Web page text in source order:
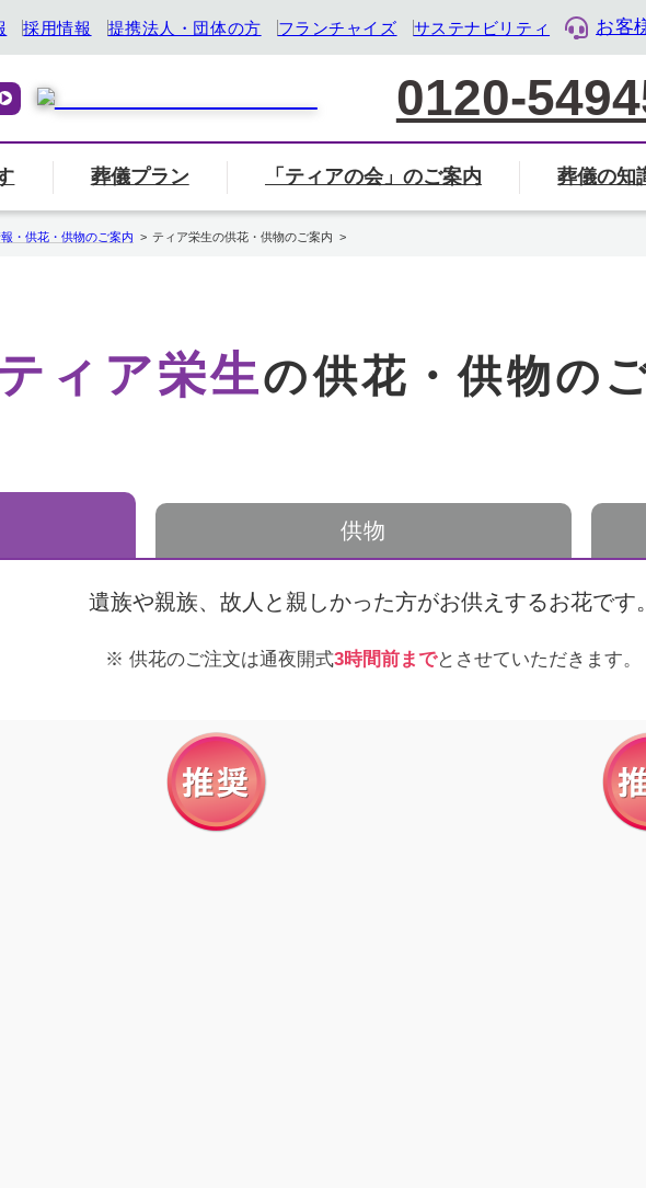
採用情報 提携法人・団体の方 フランチャイズ サステナビリティ お客
0120-
ンバーミング
葬儀エピソード お客さまアンケート
別の葬儀場一覧から探す
葬儀プラン 「ティアの会」のご案内
案内 「ティアの会」のご案内ページへ
葬儀の知
・ご遺族の方 家族葬について
ービス『トータル・ライフ・デザイン企業』として「終活」をサポート
・供花・供物のご案内 ティア栄生の供花・供物のご案内
ティア栄生の供花・供物の
供物
遺族や親族、故人と親しかった方がお供えするお花です。
供花のご注文は通夜開式3時間前までとさせていただきます。